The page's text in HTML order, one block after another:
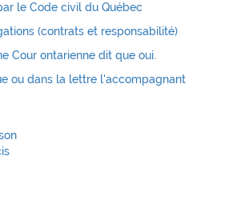
le Code civil du Québec
(contrats et responsabilité)
Cour ontarienne dit que oui.
ou dans la lettre l'accompagnant